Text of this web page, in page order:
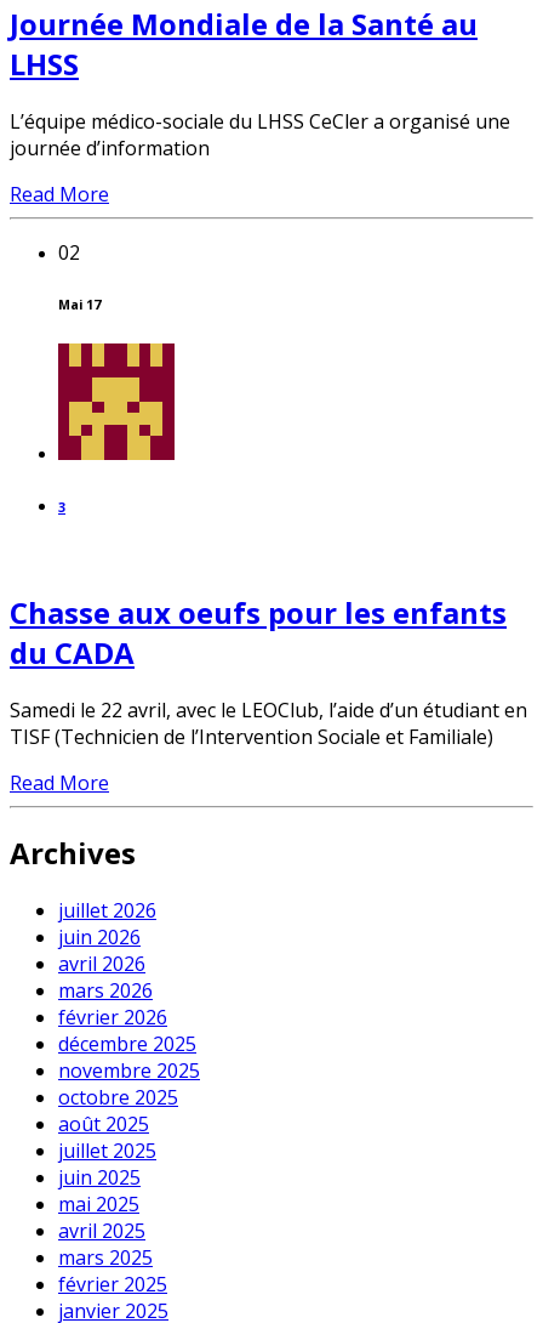
Journée Mondiale de la Santé au
LHSS
L’équipe médico-sociale du LHSS CeCler a organisé une
journée d’information
Read More
02
Mai 17
3
Chasse aux oeufs pour les enfants
du CADA
Samedi le 22 avril, avec le LEOClub, l’aide d’un étudiant en
TISF (Technicien de l’Intervention Sociale et Familiale)
Read More
Archives
juillet 2026
juin 2026
avril 2026
mars 2026
février 2026
décembre 2025
novembre 2025
octobre 2025
août 2025
juillet 2025
juin 2025
mai 2025
avril 2025
mars 2025
février 2025
janvier 2025